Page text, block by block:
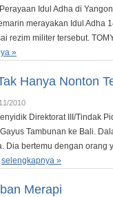
Idul Adha di
merayakan Idul Adha
rezim militer tersebut.
»
Hanya Nonton
2010
Direktorat III/Tindak
Tambunan ke Bali.
Dia bertemu dengan orang
selengkapnya »
Merapi